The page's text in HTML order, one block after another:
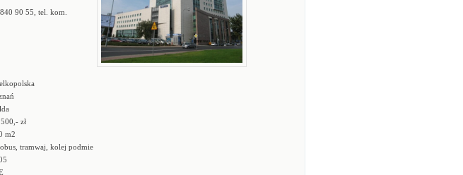
90 55, tel. kom.
zł
m2
tramwaj, kolej podmie